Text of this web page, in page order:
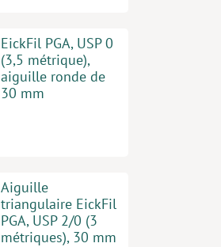
EickFil PGA, USP 0
(3,5 métrique),
aiguille ronde de
30 mm
Aiguille
triangulaire EickFil
PGA, USP 2/0 (3
métriques), 30 mm